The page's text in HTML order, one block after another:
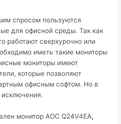
спросом пользуются
для офисной среды. Так как
работают сверхурочно или
иметь такие мониторы
мониторы имеют
которые позволяют
офисным софтом. Но в
монитор AOC Q24V4EA,